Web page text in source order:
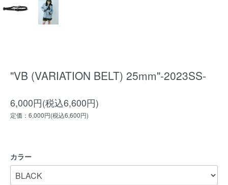
"VB (VARIATION BELT) 25mm"-2023SS-
6,000円(税込6,600円)
定価：6,000円(税込6,600円)
カラー